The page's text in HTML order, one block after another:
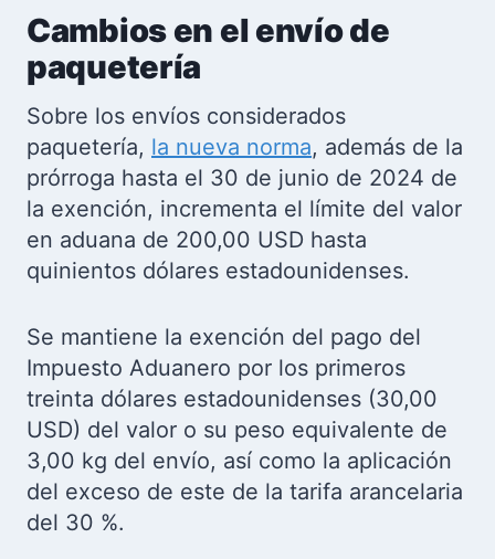
Cambios en el envío de
paquetería
Sobre los envíos considerados
paquetería, la nueva norma, además de la
prórroga hasta el 30 de junio de 2024 de
la exención, incrementa el límite del valor
en aduana de 200,00 USD hasta
quinientos dólares estadounidenses.
Se mantiene la exención del pago del
Impuesto Aduanero por los primeros
treinta dólares estadounidenses (30,00
USD) del valor o su peso equivalente de
3,00 kg del envío, así como la aplicación
del exceso de este de la tarifa arancelaria
del 30 %.